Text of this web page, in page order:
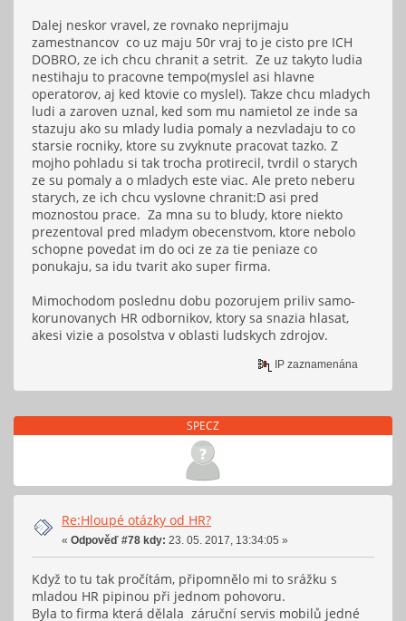
Dalej neskor vravel, ze rovnako neprijmaju
zamestnancov co uz maju 50r vraj to je cisto pre ICH
DOBRO, ze ich chcu chranit a setrit. Ze uz takyto ludia
nestihaju to pracovne tempo(myslel asi hlavne
operatorov, aj ked ktovie co myslel). Takze chcu mladych
ludi a zaroven uznal, ked som mu namietol ze inde sa
stazuju ako su mlady ludia pomaly a nezvladaju to co
starsie rocniky, ktore su zvyknute pracovat tazko. Z
mojho pohladu si tak trocha protirecil, tvrdil o starych
ze su pomaly a o mladych este viac. Ale preto neberu
starych, ze ich chcu vyslovne chranit:D asi pred
moznostou prace. Za mna su to bludy, ktore niekto
prezentoval pred mladym obecenstvom, ktore nebolo
schopne povedat im do oci ze za tie peniaze co
ponukaju, sa idu tvarit ako super firma.
Mimochodom poslednu dobu pozorujem priliv samo-
korunovanych HR odbornikov, ktory sa snazia hlasat,
akesi vizie a posolstva v oblasti ludskych zdrojov.
IP zaznamenána
SPECZ
Re:Hloupé otázky od HR?
« Odpověď #78 kdy: 23. 05. 2017, 13:34:05 »
Když to tu tak pročítám, připomnělo mi to srážku s
mladou HR pipinou při jednom pohovoru.
Byla to firma která dělala záruční servis mobilů jedné